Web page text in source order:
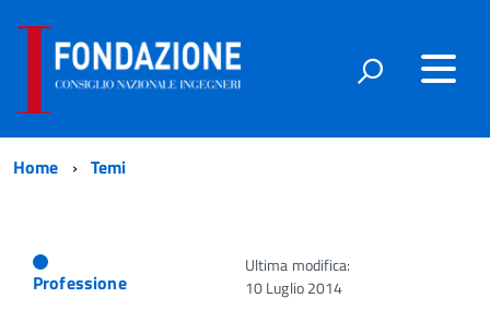
Home Temi
Professione
Ultima modifica:
10 Luglio 2014